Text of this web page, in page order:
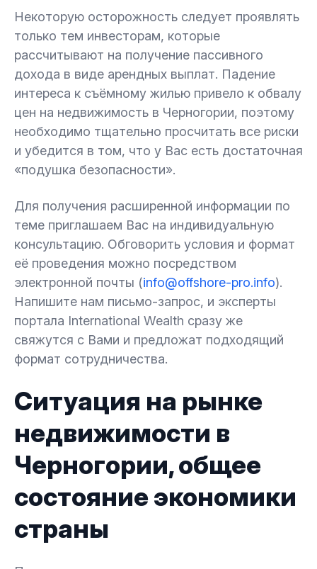
Некоторую осторожность следует проявлять
только тем инвесторам, которые
рассчитывают на получение пассивного
дохода в виде арендных выплат. Падение
интереса к съёмному жилью привело к обвалу
цен на недвижимость в Черногории, поэтому
необходимо тщательно просчитать все риски
и убедится в том, что у Вас есть достаточная
«подушка безопасности».
Для получения расширенной информации по
теме приглашаем Вас на индивидуальную
консультацию. Обговорить условия и формат
её проведения можно посредством
электронной почты (info@offshore-pro.info).
Напишите нам письмо-запрос, и эксперты
портала International Wealth сразу же
свяжутся с Вами и предложат подходящий
формат сотрудничества.
Ситуация на рынке
недвижимости в
Черногории, общее
состояние экономики
страны